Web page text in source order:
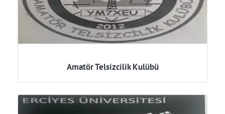
Amatör Telsizcilik Kulübü